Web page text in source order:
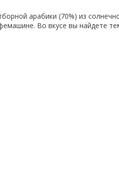
арабики (70%) из
Во вкусе вы найдете